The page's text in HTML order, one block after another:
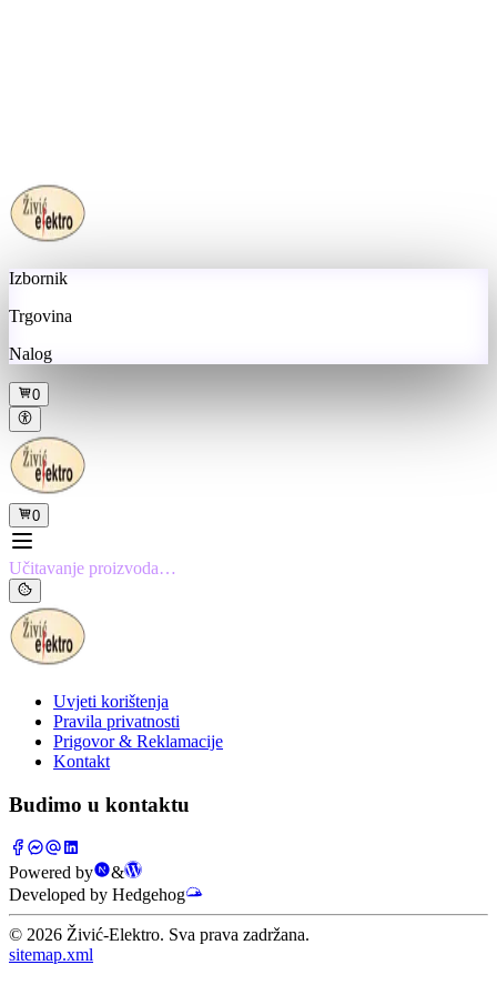
Izbornik
Trgovina
Nalog
0
0
Učitavanje proizvoda…
Uvjeti korištenja
Pravila privatnosti
Prigovor & Reklamacije
Kontakt
Budimo u kontaktu
Powered by
&
Developed by Hedgehog
© 2026 Živić-Elektro. Sva prava zadržana.
sitemap.xml